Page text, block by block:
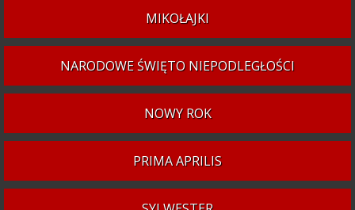
MIKOŁAJKI
NARODOWE ŚWIĘTO NIEPODLEGŁOŚCI
NOWY ROK
PRIMA APRILIS